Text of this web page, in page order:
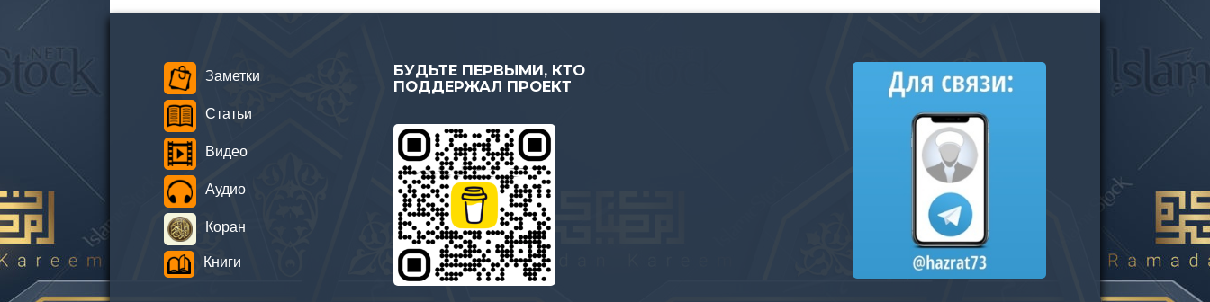
Заметки
Статьи
Видео
Аудио
Коран
Книги
БУДЬТЕ ПЕРВЫМИ, КТО
ПОДДЕРЖАЛ ПРОЕКТ